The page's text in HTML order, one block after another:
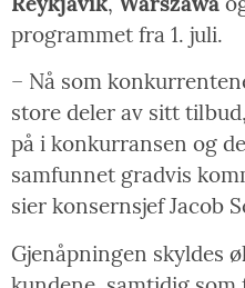
programmet fra 1. juli.
– Nå som
store deler av sitt
på i konkurransen og
samfunnet gradvis
sier konsernsjef Jacob
Gjenåpningen skyldes